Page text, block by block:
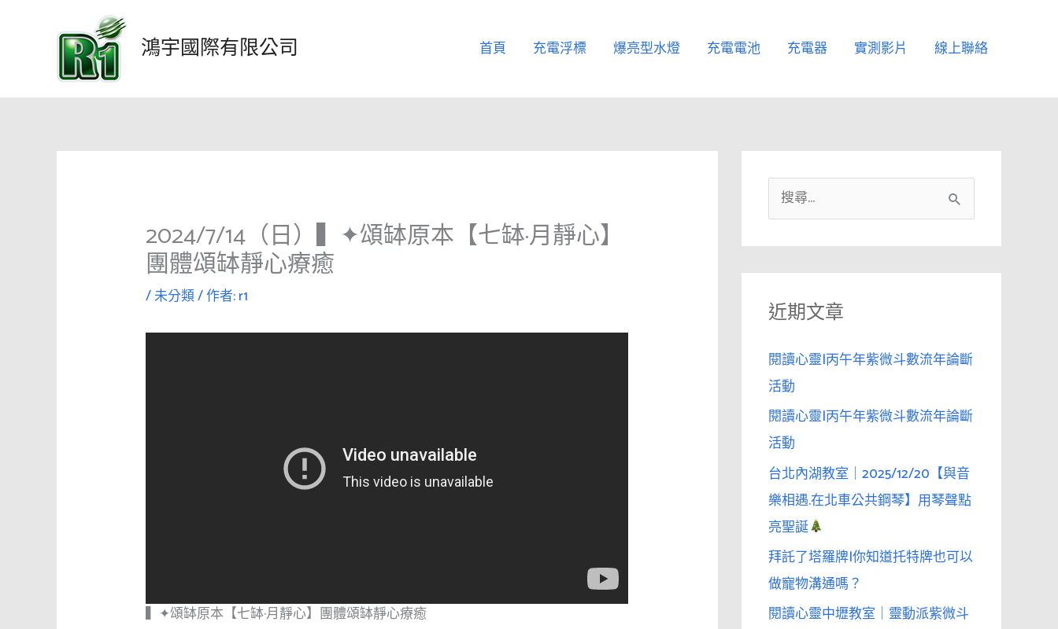
內
鴻宇國際有限公司 首頁 充電浮標 爆亮型水燈 充電電池 充電器 實測影片 線上聯絡
2024/7/14（日）▍✦頌缽原本【七缽·月靜心】
團體頌缽靜心療癒
/未分類/ 作者:r1
▍✦頌缽原本【七缽·月靜心】團體頌缽靜心療癒
尋
關
鍵
字
近期文章
閱讀心靈|丙午年紫微斗數流年論斷
活動
閱讀心靈|丙午年紫微斗數流年論斷
活動
台北內湖教室｜2025/12/20【與音
樂相遇.在北車公共鋼琴】用琴聲點
亮聖誕
拜託了塔羅牌|你知道托特牌也可以
做寵物溝通嗎？
閱讀心靈中壢教室｜靈動派紫微斗